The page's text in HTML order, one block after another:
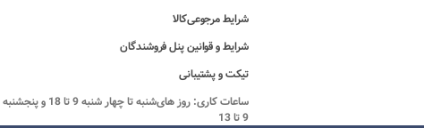
شرایط مرجوعی‌کالا
شرایط و قوانین پنل فروشندگان
تیکت و پشتیبانی
ساعات کاری: روز های‌شنبه تا چهار شنبه 9 تا 18 و پنجشنبه
9 تا 13